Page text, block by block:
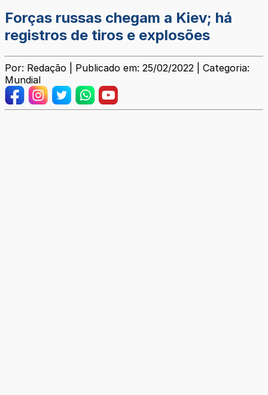
Forças russas chegam a Kiev; há
registros de tiros e explosões
Por: Redação | Publicado em: 25/02/2022 | Categoria:
Mundial